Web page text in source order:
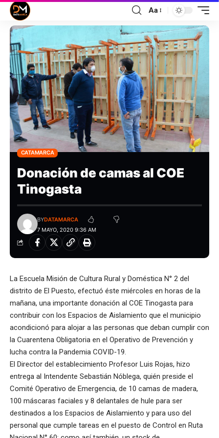
Aa
CATAMARCA
Donación de camas al COE
Tinogasta
7 MAYO, 2020 9:36 AM
BYDATAMARCA
La Escuela Misión de Cultura Rural y Doméstica N° 2 del
distrito de El Puesto, efectuó éste miércoles en horas de la
mañana, una importante donación al COE Tinogasta para
contribuir con los Espacios de Aislamiento que el municipio
acondicionó para alojar a las personas que deban cumplir con
la Cuarentena Obligatoria en el Operativo de Prevención y
lucha contra la Pandemia COVID-19.
El Director del establecimiento Profesor Luis Rojas, hizo
entrega al Intendente Sebastián Nóblega, quién preside el
Comité Operativo de Emergencia, de 10 camas de madera,
100 máscaras faciales y 8 delantales de hule para ser
destinados a los Espacios de Aislamiento y para uso del
personal que cumple tareas en el puesto de Control en Ruta